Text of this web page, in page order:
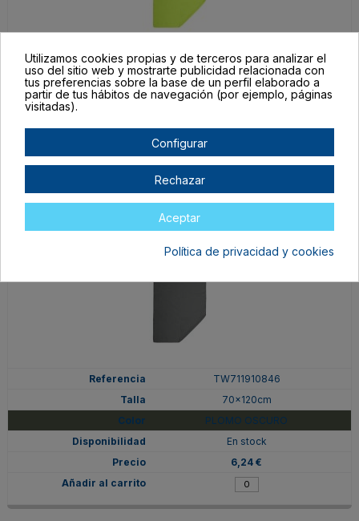
TW711910828
70x120cm
En stock
TW711910846
70x120cm
PLOMO OSCURO
En stock
6,24 €
Utilizamos cookies propias y de terceros para analizar el
uso del sitio web y mostrarte publicidad relacionada con
tus preferencias sobre la base de un perfil elaborado a
partir de tus hábitos de navegación (por ejemplo, páginas
visitadas).
Configurar
Rechazar
Aceptar
Política de privacidad y cookies